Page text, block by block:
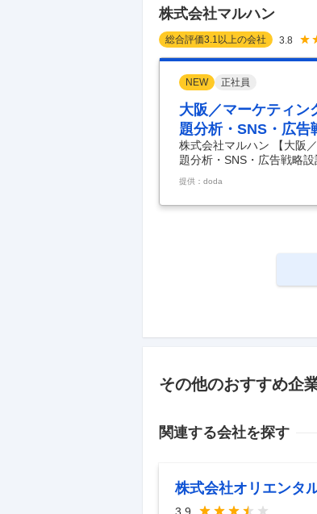
株式会社マルハン
総合評価3.1 以上の会社 3.8
NEW 正社員
大阪／マーケティン
題分析・SNS・広告
株式会社マルハン 【大阪
題分析・SNS・広告戦略
集客・戦略立案～実行＜
容： 『人生にヨロコビを
ィング推進をお任せしま
戦略、KPI設計までを統
提供：doda
その他のおすすめ企
関連する会社を探す
株式会社オリエンタ